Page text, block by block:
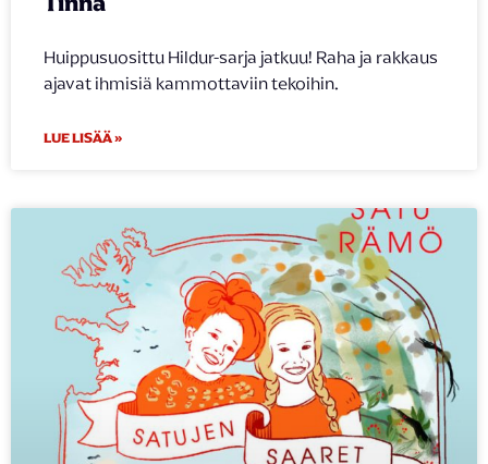
Huippusuosittu Hildur-sarja jatkuu! Raha ja rakkaus
ajavat ihmisiä kammottaviin tekoihin.
LUE LISÄÄ »